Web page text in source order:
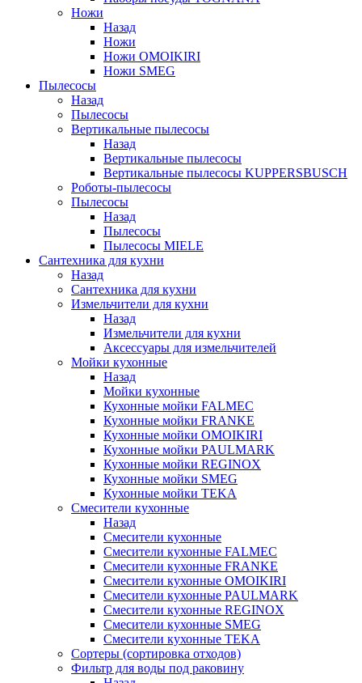
Ножи
Назад
Ножи
Ножи OMOIKIRI
Ножи SMEG
Пылесосы
Назад
Пылесосы
Вертикальные пылесосы
Назад
Вертикальные пылесосы
Вертикальные пылесосы KUPPERSBUSCH
Роботы-пылесосы
Пылесосы
Назад
Пылесосы
Пылесосы MIELE
Сантехника для кухни
Назад
Сантехника для кухни
Измельчители для кухни
Назад
Измельчители для кухни
Аксессуары для измельчителей
Мойки кухонные
Назад
Мойки кухонные
Кухонные мойки FALMEC
Кухонные мойки FRANKE
Кухонные мойки OMOIKIRI
Кухонные мойки PAULMARK
Кухонные мойки REGINOX
Кухонные мойки SMEG
Кухонные мойки TEKA
Смесители кухонные
Назад
Смесители кухонные
Смесители кухонные FALMEC
Смесители кухонные FRANKE
Смесители кухонные OMOIKIRI
Смесители кухонные PAULMARK
Смесители кухонные REGINOX
Смесители кухонные SMEG
Смесители кухонные TEKA
Сортеры (сортировка отходов)
Фильтр для воды под раковину